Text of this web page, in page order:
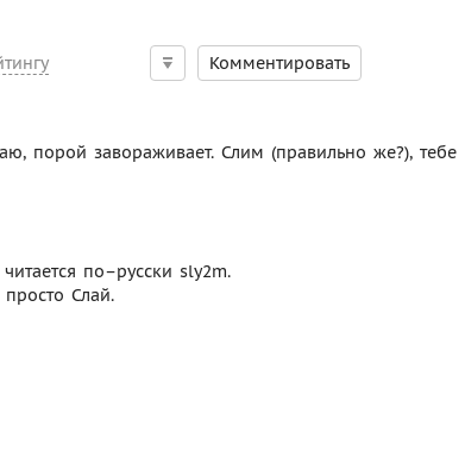
Комментировать
порой завораживает. Слим (правильно же?), тебе
по–русски sly2m.
Слай.